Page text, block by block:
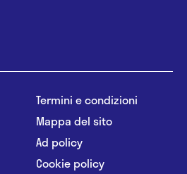
Termini e condizioni
Mappa del sito
Ad policy
Cookie policy